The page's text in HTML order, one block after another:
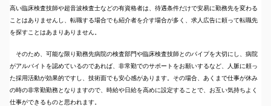
高い臨床検査技師や超音波検査士などの有資格者は、待遇条件だけで安易に勤務先を変わる
ことはありませんし、転職する場合でも紹介者を介す場合が多く、求人広告に頼って転職先
を探すことはあまりありません。
そのため、可能な限り勤務先病院の検査部門や臨床検査技師とのパイプを大切にし、病院
がアルバイトを認めているのであれば、非常勤でのサポートをお願いするなど、人脈に頼っ
た採用活動が効果的ですし、技術面でも安心感があります。その場合、あくまで仕事が休み
の時の非常勤勤務となりますので、時給や日給を高めに設定することで、お互い気持ちよく
仕事ができるものと思われます。